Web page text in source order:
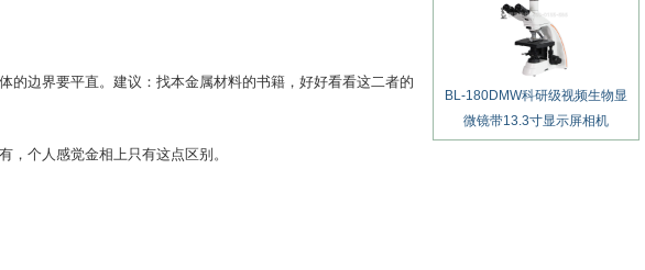
的边界要平直。建议：找本金属材料的书籍，好好看看这二者的
，个人感觉金相上只有这点区别。
BL-180DMW科研级视频生物显
微镜带13.3寸显示屏相机